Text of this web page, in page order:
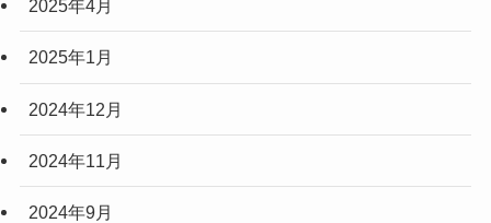
2025年4月
2025年1月
2024年12月
2024年11月
2024年9月